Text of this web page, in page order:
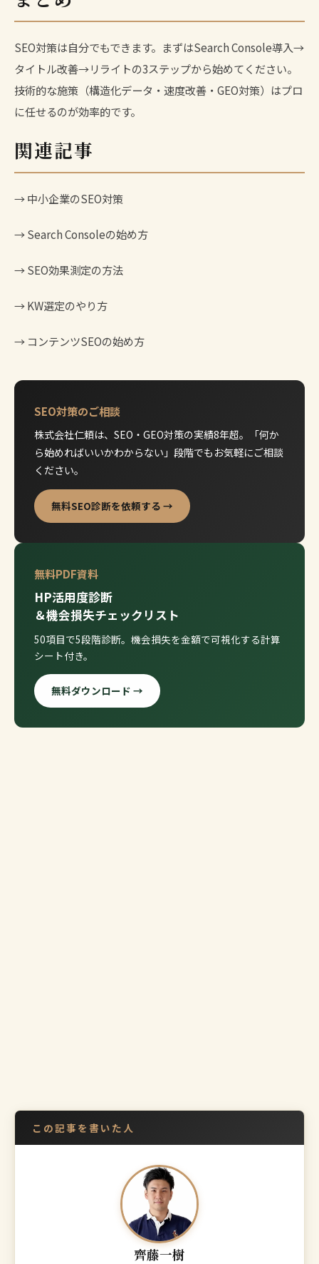
SEO対策は自分でもできます。まずはSearch Console導入→
タイトル改善→リライトの3ステップから始めてください。
技術的な施策（構造化データ・速度改善・GEO対策）はプロ
に任せるのが効率的です。
関連記事
→中小企業のSEO対策
→Search Consoleの始め方
→SEO効果測定の方法
→KW選定のやり方
→ コンテンツSEOの始め方
SEO対策のご相談
株式会社仁頼は、SEO・GEO対策の実績8年超。「何か
ら始めればいいかわからない」段階でもお気軽にご相談
ください。
無料SEO診断を依頼する →
無料PDF資料
HP活用度診断
＆機会損失チェックリスト
50項目で5段階診断。機会損失を金額で可視化する計算
シート付き。
無料ダウンロード →
この記事を書いた人
齊藤一樹